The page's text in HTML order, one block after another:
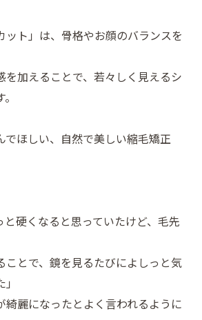
ット」は、骨格やお顔のバランスを
を加えることで、若々しく見えるシ
でほしい、自然で美しい縮毛矯正
と硬くなると思っていたけど、毛先
ことで、鏡を見るたびによしっと気
綺麗になったとよく言われるように